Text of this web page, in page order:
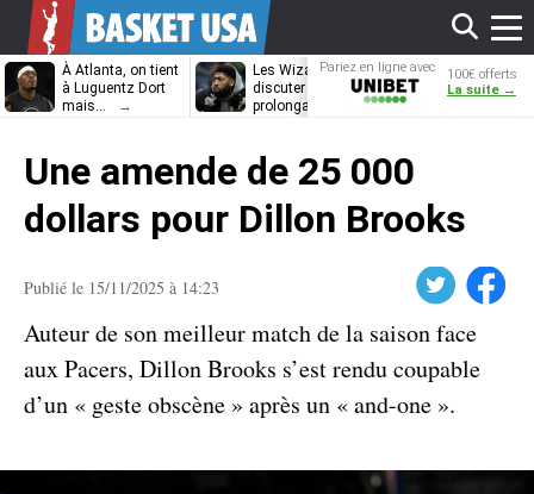
À Atlanta, on tient
à Luguentz Dort
mais…
Les Wizards vont
discuter
prolongation avec
Dennis
découvrira-t-il
Pariez en ligne avec
Unibet
100€ offerts
La suite →
Une amende de 25 000
dollars pour Dillon Brooks
Publié le 15/11/2025 à 14:23 Facebook
Auteur de son meilleur match de la saison face
aux Pacers, Dillon Brooks s’est rendu coupable
d’un « geste obscène » après un « and-one ».